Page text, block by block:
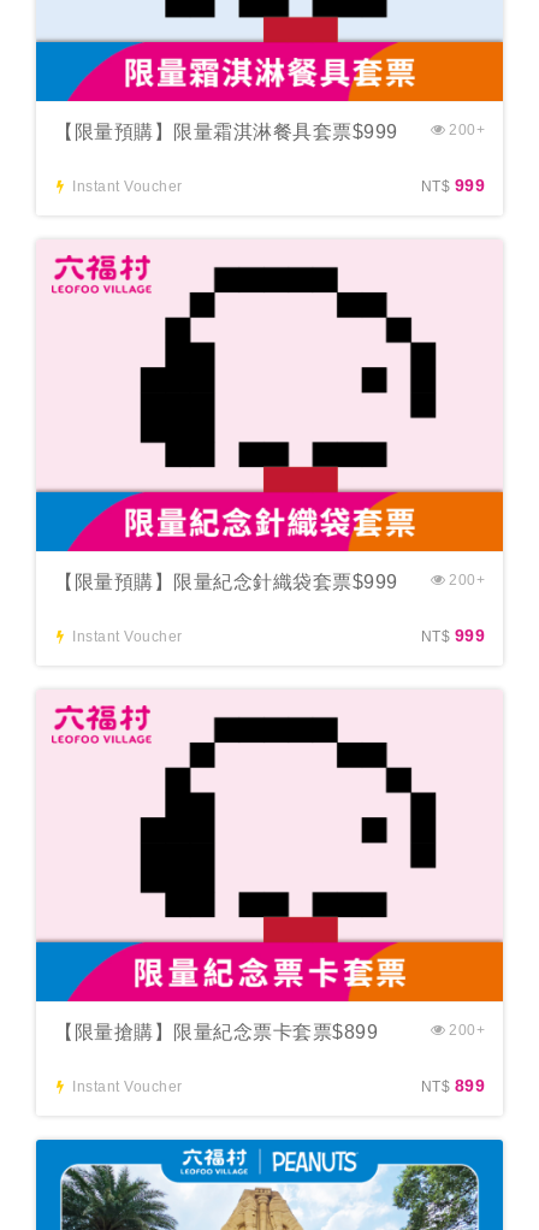
【限量預購】限量霜淇淋餐具套票$999
Instant Voucher
200+
NT$ 999
【限量預購】限量紀念針織袋套票$999
Instant Voucher
200+
NT$ 999
【限量搶購】限量紀念票卡套票$899
Instant Voucher
200+
NT$ 899